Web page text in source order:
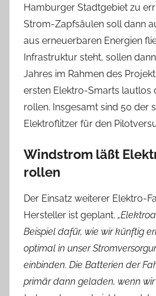
Hamburger Stadtgebiet zu
Strom-Zapfsäulen soll dann
aus erneuerbaren Energien
Infrastruktur steht, sollen
Jahres im Rahmen des
ersten Elektro-Smarts lautlos
rollen. Insgesamt sind 50 der
Elektroflitzer für den
Windstrom läßt
rollen
Der Einsatz weiterer Elektro-
Hersteller ist geplant.
Beispiel dafür, wie wir künftig
optimal in unser
einbinden. Die Batterien der
primär dann geladen, wenn